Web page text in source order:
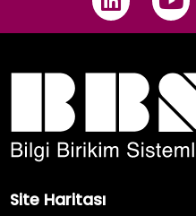
Site Haritası